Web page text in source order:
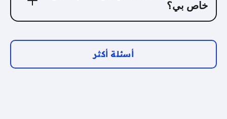
خاص بي؟
يمكننا مساعدتك في نقل البيانات المهمة ونقل نظامك
النظام الأساسي الخاص بك ) للبدء بشكل سلس وسريع.
أسئلة أكثر